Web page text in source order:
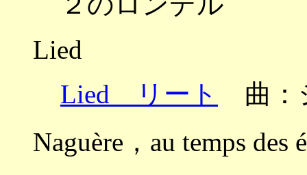
Lied
Lied リート
曲：
Naguère，au temps des